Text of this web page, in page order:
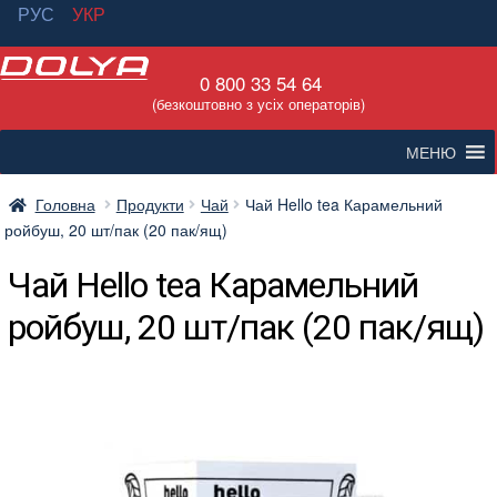
РУС
УКР
Перейти
навігації
Перейти
вмісту
0 800 33 54 64
(безкоштовно з усіх операторів)
МЕНЮ
Головна Продукти Чай
Чай Hello tea Карамельний
ройбуш, 20 шт/пак (20 пак/ящ)
Чай Hello tea Карамельний
ройбуш, 20 шт/пак (20 пак/ящ)